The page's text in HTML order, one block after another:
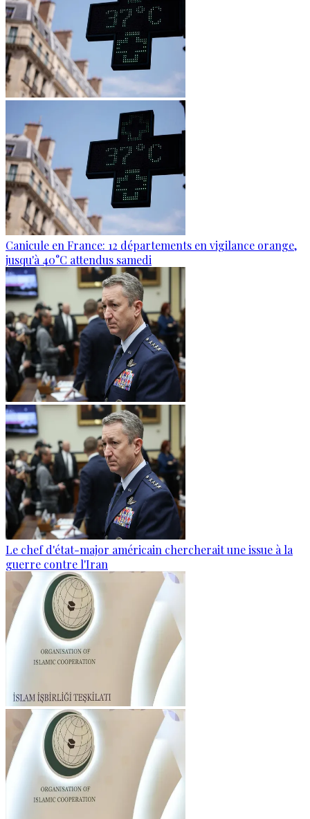
Canicule en France: 12 départements en vigilance orange,
jusqu'à 40°C attendus samedi
Le chef d'état-major américain chercherait une issue à la
guerre contre l'Iran